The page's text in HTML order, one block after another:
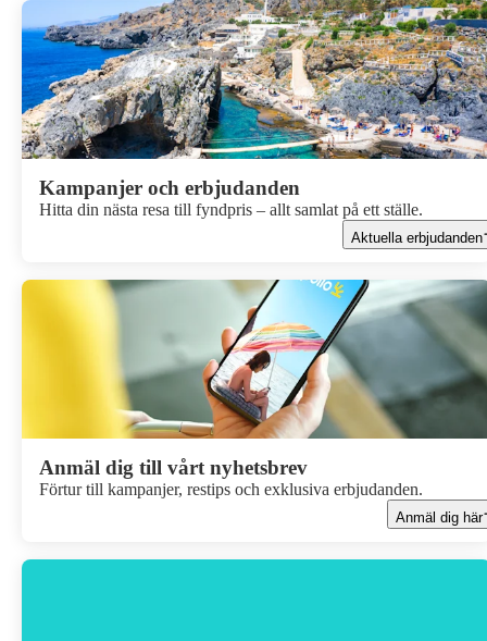
Kampanjer och erbjudanden
Hitta din nästa resa till fyndpris – allt samlat på ett ställe.
Aktuella erbjudanden
Anmäl dig till vårt nyhetsbrev
Förtur till kampanjer, restips och exklusiva erbjudanden.
Anmäl dig här